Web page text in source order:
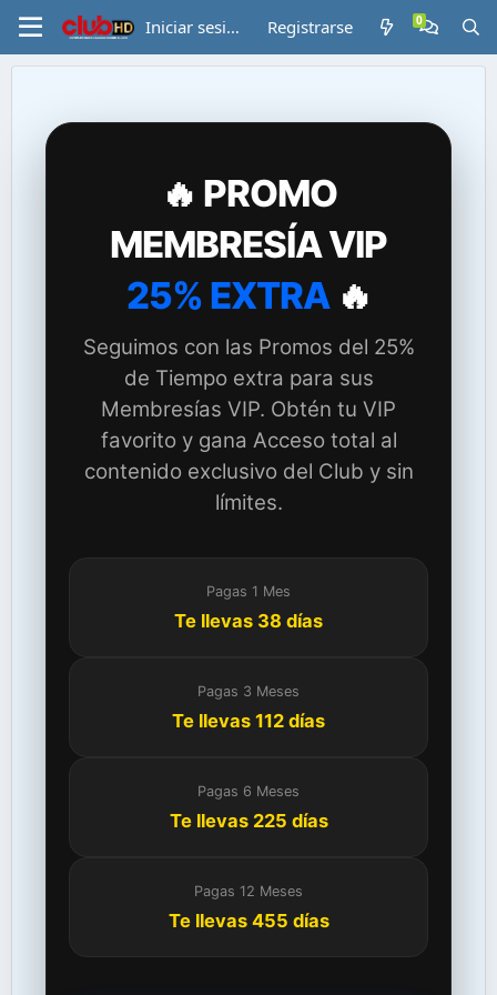
Iniciar sesión Registrarse
🔥 PROMO
MEMBRESÍA VIP
25% EXTRA🔥
Seguimos con las Promos del 25%
de Tiempo extra para sus
Membresías VIP. Obtén tu VIP
favorito y gana Acceso total al
contenido exclusivo del Club y sin
límites.
Pagas 1 Mes
Te llevas 38 días
Pagas 3 Meses
Te llevas 112 días
Pagas 6 Meses
Te llevas 225 días
Pagas 12 Meses
Te llevas 455 días